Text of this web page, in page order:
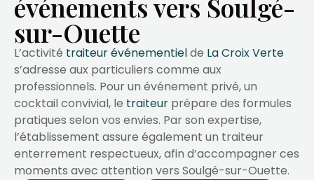
événements vers Soulgé-
sur-Ouette
L’activité traiteur événementielde La Croix Verte
s’adresse aux particuliers comme aux
professionnels. Pour un événement privé, un
cocktail convivial, le traiteur prépare des formules
pratiques selon vos envies. Par son expertise,
l’établissement assure également un traiteur
enterrement respectueux, afin d’accompagner ces
moments avec attention vers Soulgé-sur-Ouette.